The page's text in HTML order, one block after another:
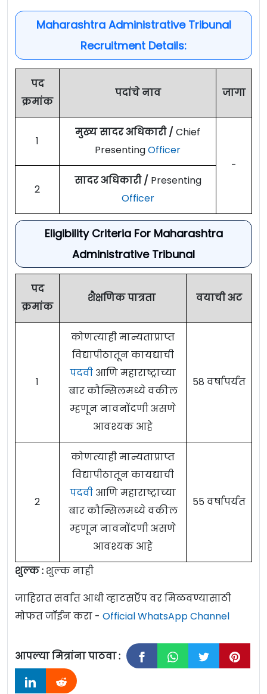
Maharashtra Administrative Tribunal
Recruitment Details:
पद
क्रमांक
पदांचे नाव जागा
1
मुख्य सादर अधिकारी / Chief
PresentingOfficer
-
2
सादर अधिकारी / Presenting
Officer
Eligibility Criteria For Maharashtra
Administrative Tribunal
पद
क्रमांक
शैक्षणिक पात्रता वयाची अट
1
कोणत्याही मान्यताप्राप्त
विद्यापीठातून कायद्याची
पदवी आणि महाराष्ट्राच्या
बार कौन्सिलमध्ये वकील
म्हणून नावनोंदणी असणे
आवश्यक आहे
58 वर्षापर्यंत
2
कोणत्याही मान्यताप्राप्त
विद्यापीठातून कायद्याची
पदवी आणि महाराष्ट्राच्या
बार कौन्सिलमध्ये वकील
म्हणून नावनोंदणी असणे
आवश्यक आहे
55 वर्षापर्यंत
शुल्क : शुल्क नाही
जाहिरात सर्वात आधी व्हाटसऍप वर मिळवण्यासाठी
मोफत जॉईन करा - Official WhatsApp Channel
आपल्या मित्रांना पाठवा :